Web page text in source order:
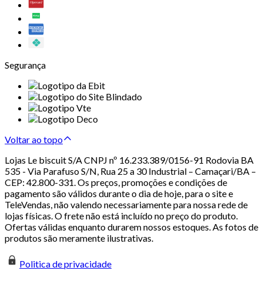
Segurança
Voltar ao topo
Lojas Le biscuit S/A CNPJ nº 16.233.389/0156-91 Rodovia BA
535 - Via Parafuso S/N, Rua 25 a 30 Industrial – Camaçari/BA –
CEP: 42.800-331. Os preços, promoções e condições de
pagamento são válidos durante o dia de hoje, para o site e
TeleVendas, não valendo necessariamente para nossa rede de
lojas físicas. O frete não está incluído no preço do produto.
Ofertas válidas enquanto durarem nossos estoques. As fotos de
produtos são meramente ilustrativas.
Politica de privacidade